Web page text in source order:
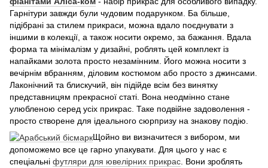
Гарнітури завжди були чудовим подарунком. Ба більше,
підібрані за стилем прикраси, можна вдало поєднувати з
іншими в колекції, а також носити окремо, за бажання. Вдала
форма та мінімалізм у дизайні, роблять цей комплект із
напайками золота просто незамінним. Його можна носити з
вечірнім вбранням, діловим костюмом або просто з джинсами.
Лаконічний та блискучий, він підійде всім без винятку
представницям прекрасної статі. Вона неодмінно стане
улюбленою серед усіх прикрас. Таке подвійне задоволення -
просто створене для ідеального сюрпризу на знакову подію.
Щойно ви визначитеся з вибором, ми
допоможемо все це гарно упакувати. Для цього у нас є
спеціальні футляри для ювелірних прикрас . Вони зроблять